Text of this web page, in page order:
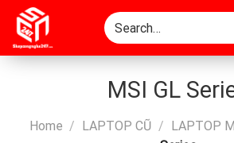
Skip
content
Search
for:
MSI GL
Home / LAPTOP CŨ / LAPTOP